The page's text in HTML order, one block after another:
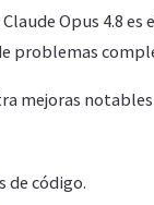
Opus 4.8
problemas
mejoras notables
de código.